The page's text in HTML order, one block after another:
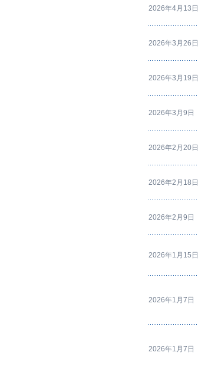
2026年4月13日
2026年3月26日
2026年3月19日
2026年3月9日
2026年2月20日
2026年2月18日
2026年2月9日
2026年1月15日
2026年1月7日
2026年1月7日